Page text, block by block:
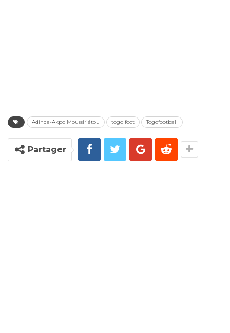
Adinda-Akpo Moussiriétou togo foot Togofootball
Partager